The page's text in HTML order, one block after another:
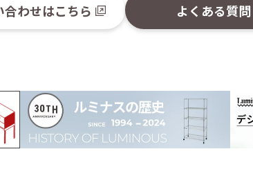
合わせはこちら よくある質問